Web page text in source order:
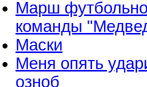
Марш
команды
Маски
Меня опять
озноб